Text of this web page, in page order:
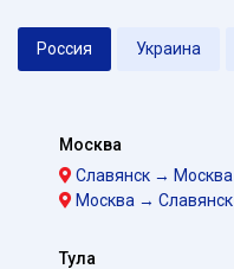
Россия Украина
Москва
Славянск → Москва
Москва → Славянск
Тула